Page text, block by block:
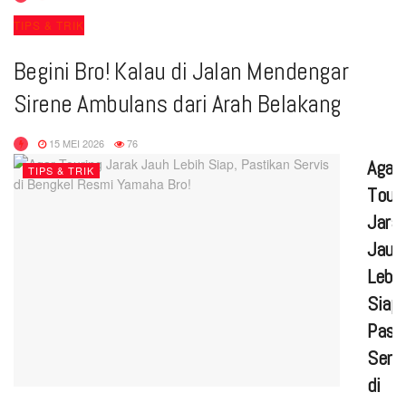
TIPS & TRIK
Begini Bro! Kalau di Jalan Mendengar
Sirene Ambulans dari Arah Belakang
15 MEI 2026
76
TIPS & TRIK
Agar
Jauh
Lebih
Siap,
di